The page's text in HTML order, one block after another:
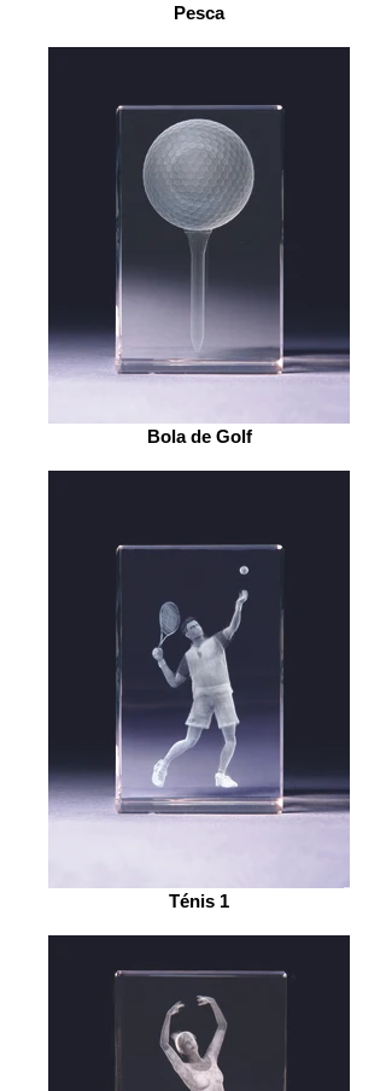
Pesca
Bola de Golf
Ténis 1